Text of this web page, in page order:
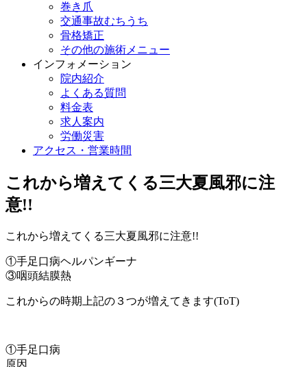
巻き爪
交通事故むちうち
骨格矯正
その他の施術メニュー
インフォメーション
院内紹介
よくある質問
料金表
求人案内
労働災害
アクセス・営業時間
これから増えてくる三大夏風邪に注
意!!
これから増えてくる三大夏風邪に注意!!
①手足口病ヘルパンギーナ
③咽頭結膜熱
これからの時期上記の３つが増えてきます(ToT)
①手足口病
原因